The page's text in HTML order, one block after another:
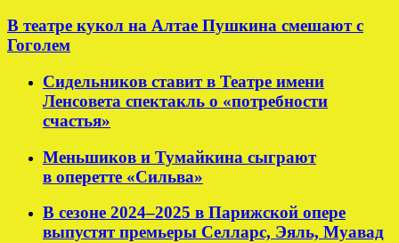
В театре кукол на Алтае Пушкина смешают с
Гоголем
Сидельников ставит в Театре имени
Ленсовета спектакль о «потребности
счастья»
Меньшиков и Тумайкина сыграют
в оперетте «Сильва»
В сезоне 2024–2025 в Парижской опере
выпустят премьеры Селларс, Эяль, Муавад